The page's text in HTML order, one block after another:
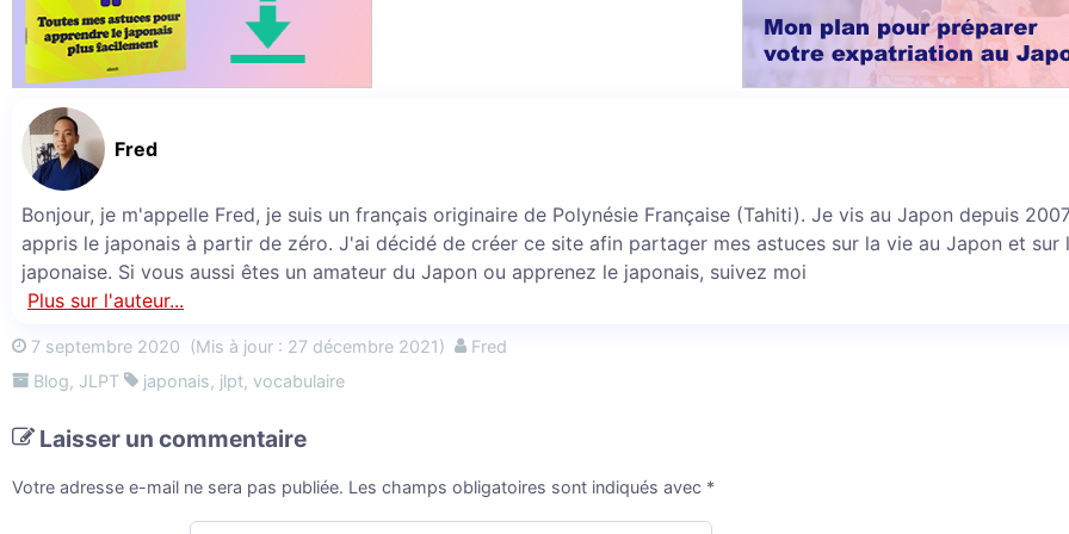
Fred
Bonjour, je m'appelle Fred, je suis un français originaire de Polynésie Française (Tahiti). Je vis au Japon depuis
appris le japonais à partir de zéro. J'ai décidé de créer ce site afin partager mes astuces sur la vie au Japon et sur
japonaise. Si vous aussi êtes un amateur du Japon ou apprenez le japonais, suivez moi
Plus sur l'auteur...
7 septembre 2020 (Mis à jour : 27 décembre 2021)
Fred
Blog, JLPT japonais, jlpt, vocabulaire
Laisser un commentaire
Votre adresse e-mail ne sera pas publiée. Les champs obligatoires sont indiqués avec *